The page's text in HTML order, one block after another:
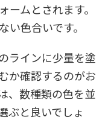
ムとされます。
色合いです。
ラインに少量を塗
か確認するのがお
、数種類の色を並
ぶと良いでしょ